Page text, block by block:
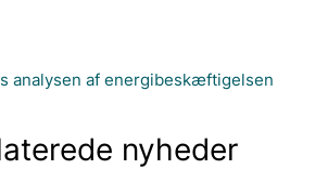
analysen af energibeskæftigelsen
nyheder